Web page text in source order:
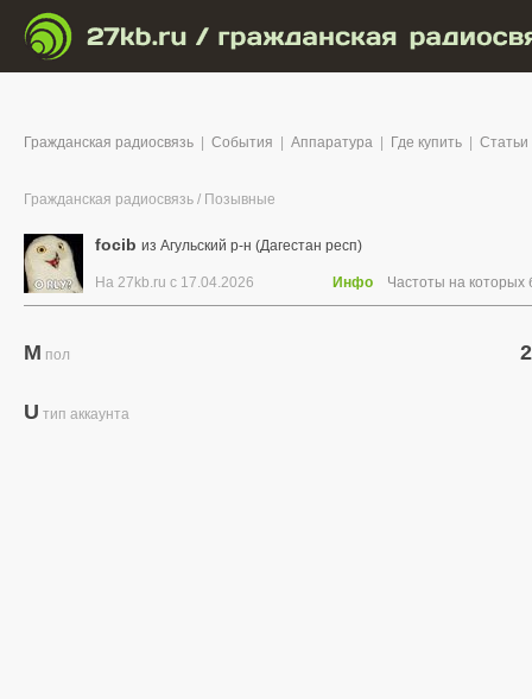
Гражданская радиосвязь События Аппаратура Где купить Статьи
Гражданская радиосвязь / Позывные
focib из Агульский р-н (Дагестан респ)
На 27kb.ru с 17.04.2026 Инфо Частоты на которых
M пол
U тип аккаунта